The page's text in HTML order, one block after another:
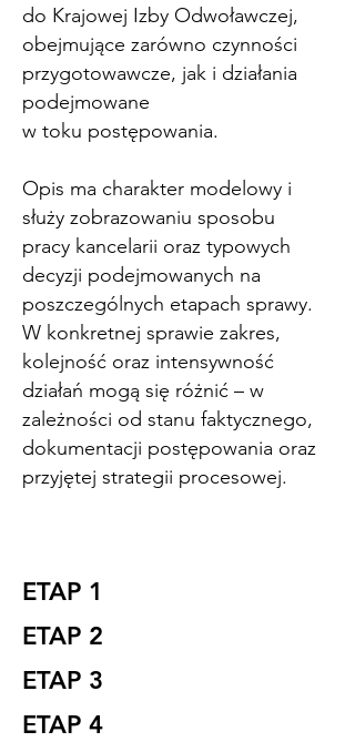
do Krajowej Izby Odwoławczej,
obejmujące zarówno czynności
przygotowawcze, jak i działania
podejmowane
w toku postępowania.
Opis ma charakter modelowy i
służy zobrazowaniu sposobu
pracy kancelarii oraz typowych
decyzji podejmowanych na
poszczególnych etapach sprawy.
W konkretnej sprawie zakres,
kolejność oraz intensywność
działań mogą się różnić – w
zależności od stanu faktycznego,
dokumentacji postępowania oraz
przyjętej strategii procesowej.
ETAP 1
ETAP 2
ETAP 3
ETAP 4